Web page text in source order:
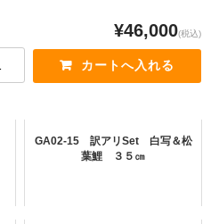
¥46,000(税込)
GA02-15 訳アリSet 白写＆松
葉鯉 ３５㎝